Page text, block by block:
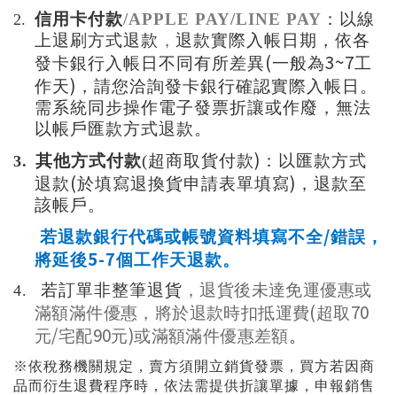
2. 信用卡付款/APPLE PAY/LINE PAY ：以線
上退刷方式退款 ，退款實際入帳日期，依各
發卡銀行入帳日不同有所差異(一般為3~7工
作天) ， 請您洽詢發卡銀行確認實際入帳日。
需系統同步操作電子發票折讓或作廢 ， 無法
以帳戶匯款方式退款。
3. 其他方式付款(超商取貨付款) ：以匯款方式
退款(於填寫退換貨申請表單填寫) ，退款至
該帳戶。
若退款銀行代碼或帳號資料填寫不全/錯誤，
將延後5-7個工作天退款。
4. 若訂單非整筆退貨 ，退貨後未達免運優惠或
滿額滿件優惠，將於退款時扣抵運費(超取70
元/宅配90元)或滿額滿件優惠差額。
※依稅務機關規定，賣方須開立銷貨發票，買方若因商
品而衍生退費程序時，依法需提供折讓單據，申報銷售